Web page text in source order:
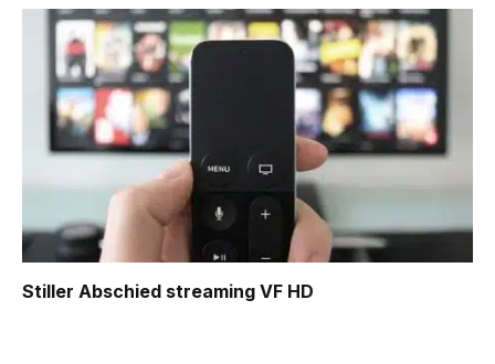
Stiller Abschied streaming VF HD